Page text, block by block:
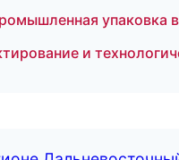
упаковка
и